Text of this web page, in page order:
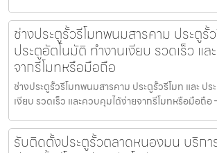
ช่างประตูรั้วรีโมทพนมสารคาม ประตูรั้
ประตูอัตโนมัติ ทำงานเงียบ รวดเร็ว แ
จากรีโมทหรือมือถือ
ช่างประตูรั้วรีโมทพนมสารคาม ประตูรั้วรีโมท และ ป
เงียบ รวดเร็ว และควบคุมได้ง่ายจากรีโมทหรือมือถื
รับติดตั้งประตูรั้วตลาดหนองมน บริก